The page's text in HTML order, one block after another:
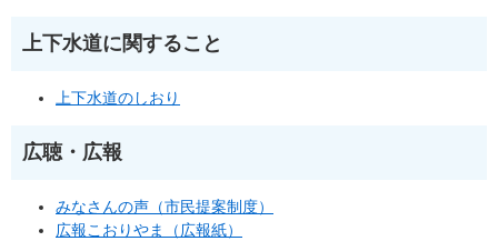
上下水道に関すること
上下水道のしおり
広聴・広報
みなさんの声（市民提案制度）
広報こおりやま（広報紙）